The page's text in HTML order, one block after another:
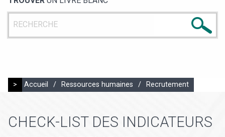
> Accueil / Ressources humaines / Recrutement
CHECK-LIST DES INDICATEURS